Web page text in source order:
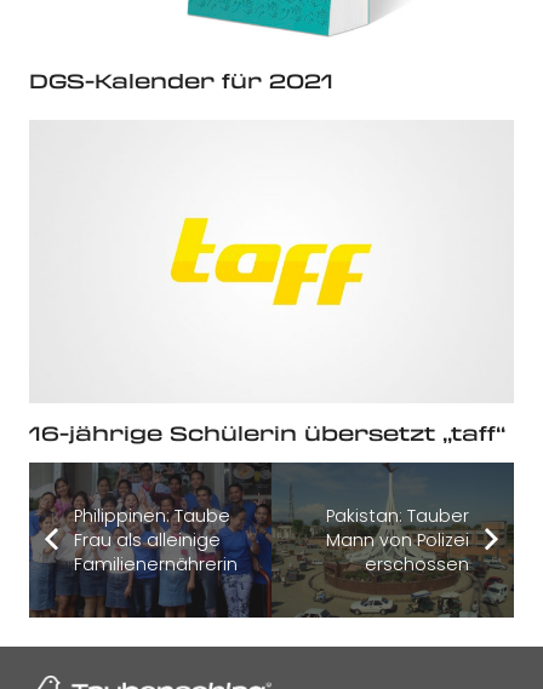
DGS-Kalender für 2021
16-jährige Schülerin übersetzt „taff“
Philippinen: Taube
Frau als alleinige
Familienernährerin
Pakistan: Tauber
Mann von Polizei
erschossen